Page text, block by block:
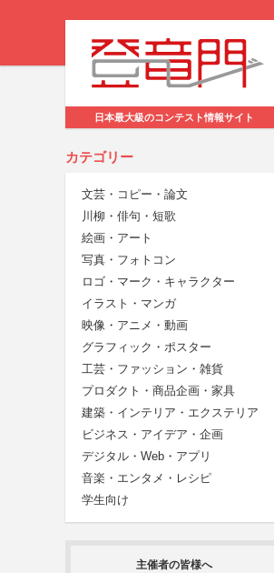
日本最大級のコンテスト情報サイト
カテゴリー
文芸・コピー・論文
川柳・俳句・短歌
絵画・アート
写真・フォトコン
ロゴ・マーク・キャラクター
イラスト・マンガ
映像・アニメ・動画
グラフィック・ポスター
工芸・ファッション・雑貨
プロダクト・商品企画・家具
建築・インテリア・エクステリア
ビジネス・アイデア・企画
デジタル・Web・アプリ
音楽・エンタメ・レシピ
学生向け
主催者の皆様へ